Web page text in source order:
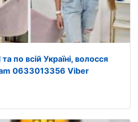
по всій Україні, волосся
0633013356 Viber